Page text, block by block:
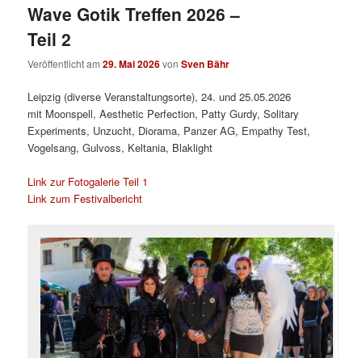
Wave Gotik Treffen 2026 –
Teil 2
Veröffentlicht am29. Mai 2026vonSven Bähr
Leipzig (diverse Veranstaltungsorte), 24. und 25.05.2026
mit Moonspell, Aesthetic Perfection, Patty Gurdy, Solitary
Experiments, Unzucht, Diorama, Panzer AG, Empathy Test,
Vogelsang, Gulvoss, Keltania, Blaklight
Link zur Fotogalerie Teil 1
Link zum Festivalbericht